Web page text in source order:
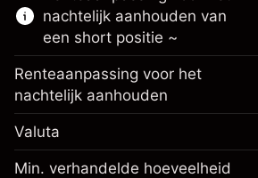
Marge. Uw investering
het nachtelijk aanhouden
nachtelijk aanhouden van
een short positie ~
Renteaanpassing voor het
nachtelijk aanhouden
Valuta
Min. verhandelde hoeveelheid